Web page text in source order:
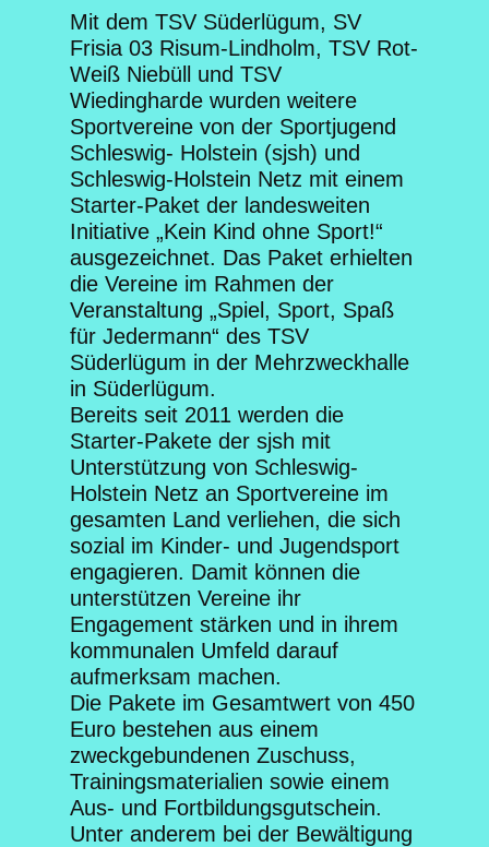
Mit dem TSV Süderlügum, SV
Frisia 03 Risum-Lindholm, TSV Rot-
Weiß Niebüll und TSV
Wiedingharde wurden weitere
Sportvereine von der Sportjugend
Schleswig- Holstein (sjsh) und
Schleswig-Holstein Netz mit einem
Starter-Paket der landesweiten
Initiative „Kein Kind ohne Sport!“
ausgezeichnet. Das Paket erhielten
die Vereine im Rahmen der
Veranstaltung „Spiel, Sport, Spaß
für Jedermann“ des TSV
Süderlügum in der Mehrzweckhalle
in Süderlügum.
Bereits seit 2011 werden die
Starter-Pakete der sjsh mit
Unterstützung von Schleswig-
Holstein Netz an Sportvereine im
gesamten Land verliehen, die sich
sozial im Kinder- und Jugendsport
engagieren. Damit können die
unterstützen Vereine ihr
Engagement stärken und in ihrem
kommunalen Umfeld darauf
aufmerksam machen.
Die Pakete im Gesamtwert von 450
Euro bestehen aus einem
zweckgebundenen Zuschuss,
Trainingsmaterialien sowie einem
Aus- und Fortbildungsgutschein.
Unter anderem bei der Bewältigung